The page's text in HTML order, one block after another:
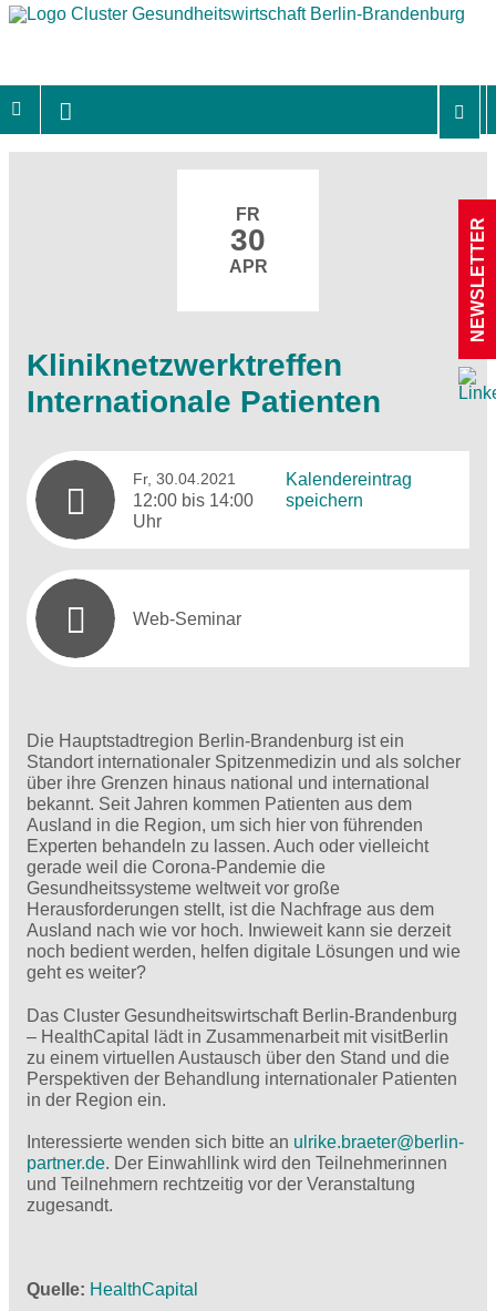
FR
30
APR
Kliniknetzwerktreffen
Internationale Patienten
Fr, 30.04.2021
12:00 bis 14:00
Uhr
Kalendereintrag
speichern
Web-Seminar
Die Hauptstadtregion Berlin-Brandenburg ist ein
Standort internationaler Spitzenmedizin und als solcher
über ihre Grenzen hinaus national und international
bekannt. Seit Jahren kommen Patienten aus dem
Ausland in die Region, um sich hier von führenden
Experten behandeln zu lassen. Auch oder vielleicht
gerade weil die Corona-Pandemie die
Gesundheitssysteme weltweit vor große
Herausforderungen stellt, ist die Nachfrage aus dem
Ausland nach wie vor hoch. Inwieweit kann sie derzeit
noch bedient werden, helfen digitale Lösungen und wie
geht es weiter?
Das Cluster Gesundheitswirtschaft Berlin-Brandenburg
– HealthCapital lädt in Zusammenarbeit mit visitBerlin
zu einem virtuellen Austausch über den Stand und die
Perspektiven der Behandlung internationaler Patienten
in der Region ein.
Interessierte wenden sich bitte an ulrike.braeter@berlin-
partner.de. Der Einwahllink wird den Teilnehmerinnen
und Teilnehmern rechtzeitig vor der Veranstaltung
zugesandt.
Quelle HealthCapital
NEWSLETTER